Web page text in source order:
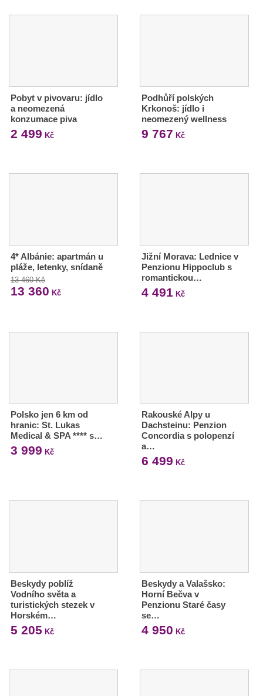
Pobyt v pivovaru: jídlo
a neomezená
konzumace piva
2 499 Kč
Podhůří polských
Krkonoš: jídlo i
neomezený wellness
9 767 Kč
4* Albánie: apartmán u
pláže, letenky, snídaně
13 460 Kč
13 360 Kč
Jižní Morava: Lednice v
Penzionu Hippoclub s
romantickou…
4 491 Kč
Polsko jen 6 km od
hranic: St. Lukas
Medical & SPA **** s…
3 999 Kč
Rakouské Alpy u
Dachsteinu: Penzion
Concordia s polopenzí
a…
6 499 Kč
Beskydy poblíž
Vodního světa a
turistických stezek v
Horském…
5 205 Kč
Beskydy a Valašsko:
Horní Bečva v
Penzionu Staré časy
se…
4 950 Kč